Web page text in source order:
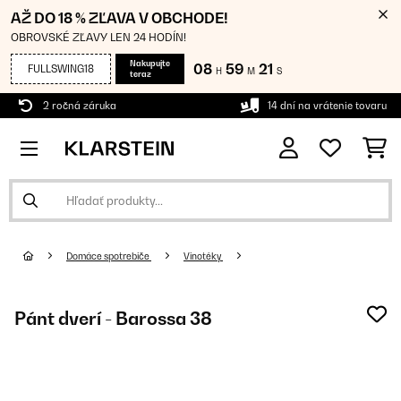
AŽ DO 18 % ZĽAVA V OBCHODE!
OBROVSKÉ ZĽAVY LEN 24 HODÍN!
FULLSWING18
Nakupujte
teraz
08 H 59 M 20 S
2 ročná záruka 14 dní na vrátenie tovaru
Domáce spotrebiče Vinotéky
Pánt dverí - Barossa 38